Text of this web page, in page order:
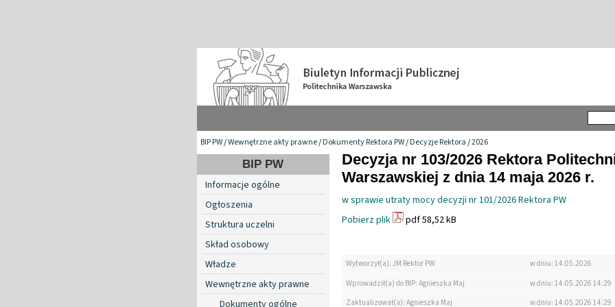
BIP PW/Wewnętrzne akty prawne/Dokumenty Rektora PW/Decyzje Rektora/2026
BIP PW
Informacje ogólne
Ogłoszenia
Struktura uczelni
Skład osobowy
Władze
Wewnętrzne akty prawne
Dokumenty ogólne
Decyzja nr 103/2026 Rektora
Warszawskiej z dnia 14 maja 2026 r.
w sprawie utraty mocy decyzji nr 101/2026 Rektora PW
Pobierz plik
pdf 58,52 kB
Wytworzył(a): JM Rektor PW
w dniu: 14.05.2026
Wprowadził(a) do BIP: Agnieszka Maj
w dniu: 14.05.2026 14:29
Zaktualizował(a): Agnieszka Maj
w dniu: 14.05.2026 14:29